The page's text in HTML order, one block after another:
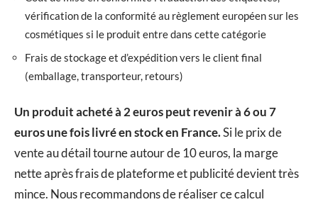
vérification de la conformité au règlement européen sur les
cosmétiques si le produit entre dans cette catégorie
Frais de stockage et d’expédition vers le client final
(emballage, transporteur, retours)
Un produit acheté à 2 euros peut revenir à 6 ou 7
euros une fois livré en stock en France.Si le prix de
vente au détail tourne autour de 10 euros, la marge
nette après frais de plateforme et publicité devient très
mince. Nous recommandons de réaliser ce calcul